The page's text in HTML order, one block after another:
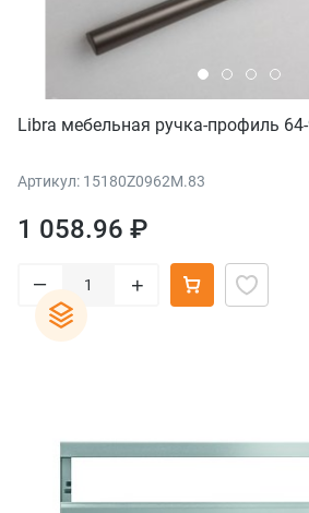
Libra мебельная ручка-профиль
Артикул: 15180Z0962M.83
1 058.96 ₽
– +